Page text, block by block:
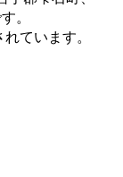
。
ています。